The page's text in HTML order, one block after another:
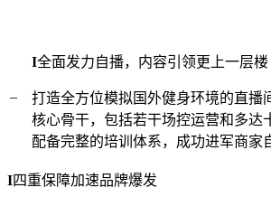
I全面发力自播，内容引领更上一层楼
打造全方位模拟国外健身环境的直播
核心骨干，包括若干场控运营和多达
配备完整的培训体系，成功进军商家
I四重保障加速品牌爆发